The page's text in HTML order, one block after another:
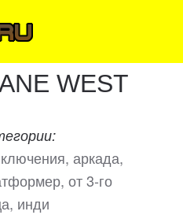
WEST
аркада,
от 3-го
инди